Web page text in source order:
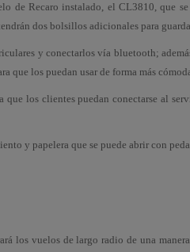
de Recaro instalado, el CL3810, que
dos bolsillos adicionales para
y conectarlos vía bluetooth;
que los puedan usar de forma más
los clientes puedan conectarse al
y papelera que se puede abrir con
los vuelos de largo radio de una